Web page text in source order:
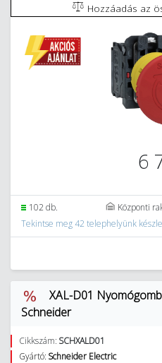
Hozzáadás az
6
102 db. Központi
Tekintse meg 42 telephelyünk
XAL-D01
Schneider
Cikkszám: SCHXALD01
Gyártó: Schneider Electric